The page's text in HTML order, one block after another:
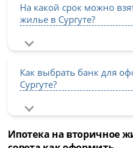
На какой срок можно
жилье в Сургуте?
Как выбрать банк для
Сургуте?
Ипотека на вторичное